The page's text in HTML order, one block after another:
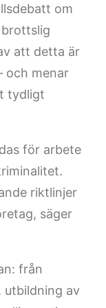
om
att detta är
och menar
tydligt
för arbete
riktlinjer
säger
från
utbildning av